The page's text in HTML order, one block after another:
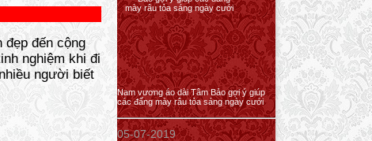
đẹp đến cộng
nghiệm khi đi
người biết
Nam vương áo dài Tâm Bảo gợi ý giúp
các đấng mày râu tỏa sáng ngày cưới
05-07-2019